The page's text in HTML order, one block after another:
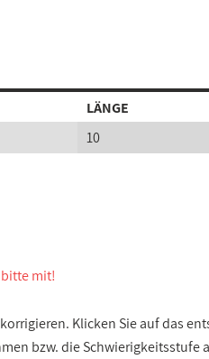
LÄNGE
10
mit!
Klicken Sie auf das
bzw. die Schwierigkeitsstufe